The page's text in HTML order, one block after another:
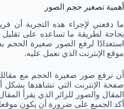
أهمية تصغير حجم الصور
ما دفعني لإجراء هذه التجربة أن
بحاجة لطريقة ما تساعده على
استعدادًا لرفع الصور صغيرة الحجم
موقع الإنترنت الذي نعمل عليه.
أن ترفع صور صغيرة الحجم مع
صفحة الإنترنت التي تشاهدها بشكل
المقال والصور للزائر الذي يقرأ
أكد الجميع على ضرورة أن يكون